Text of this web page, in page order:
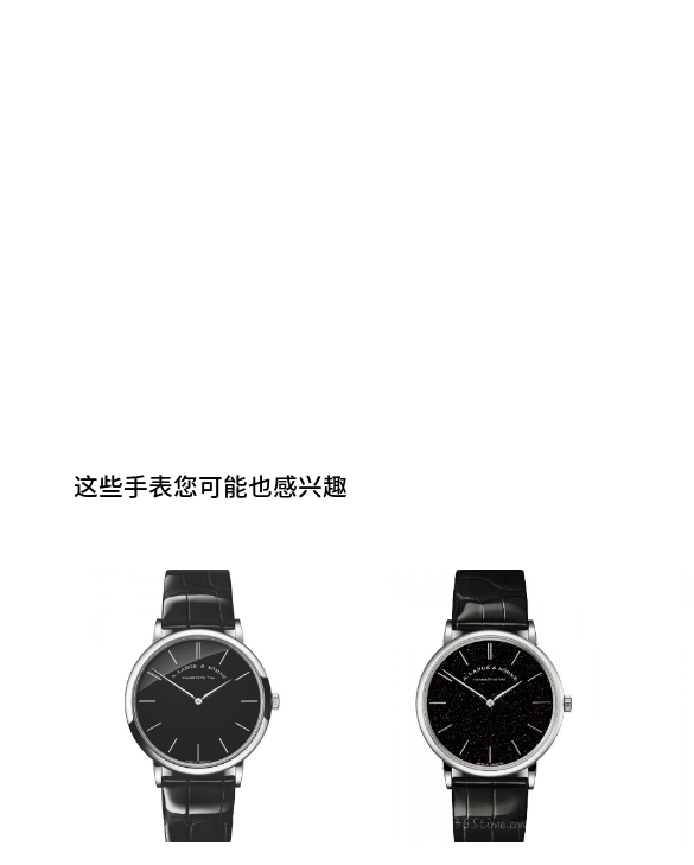
这些手表您可能也感兴趣